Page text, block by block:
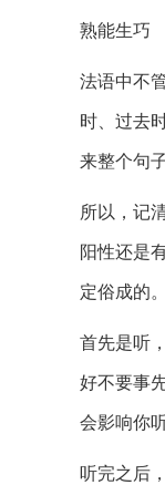
熟能生巧
法语中不
时、过去
来整个句
所以，记
阳性还是
定俗成的
首先是听
好不要事
会影响你
听完之后